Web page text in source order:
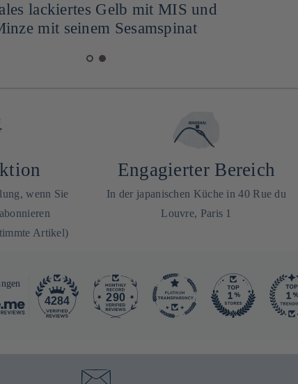
lackiertes Gelb mit MIS und
mit seinem Sesamspinat
wenn Sie
Artikel)
Engagierter Bereich
In der japanischen Küche in 40 Rue du
Louvre, Paris 1
4284 290